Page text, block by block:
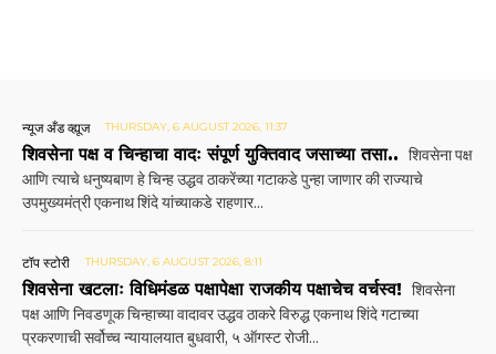
न्यूज अँड व्ह्यूज THURSDAY, 6 AUGUST 2026, 11:37
शिवसेना पक्ष व चिन्हाचा वादः संपूर्ण युक्तिवाद जसाच्या तसा.. शिवसेना पक्ष
आणि त्याचे धनुष्यबाण हे चिन्ह उद्धव ठाकरेंच्या गटाकडे पुन्हा जाणार की राज्याचे
उपमुख्यमंत्री एकनाथ शिंदे यांच्याकडे राहणार...
टॉप स्टोरी THURSDAY, 6 AUGUST 2026, 8:11
शिवसेना खटलाः विधिमंडळ पक्षापेक्षा राजकीय पक्षाचेच वर्चस्व! शिवसेना
पक्ष आणि निवडणूक चिन्हाच्या वादावर उद्धव ठाकरे विरुद्ध एकनाथ शिंदे गटाच्या
प्रकरणाची सर्वोच्च न्यायालयात बुधवारी, ५ ऑगस्ट रोजी...